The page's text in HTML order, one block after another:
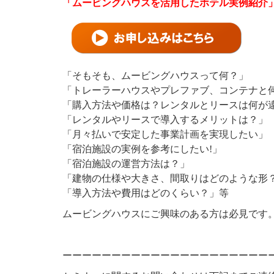
「ムービングハウスを活用したホテル実例紹介」
「そもそも、ムービングハウスって何？」
「トレーラーハウスやプレファブ、コンテナと
「購入方法や価格は？レンタルとリースは何が
「レンタルやリースで導入するメリットは？」
「月々払いで安定した事業計画を実現したい」
「宿泊施設の実例を参考にしたい!」
「宿泊施設の運営方法は？」
「建物の仕様や大きさ、間取りはどのような形
「導入方法や費用はどのくらい？」等
ムービングハウスにご興味のある方は必見です。
ーーーーーーーーーーーーーーーーーーーーー